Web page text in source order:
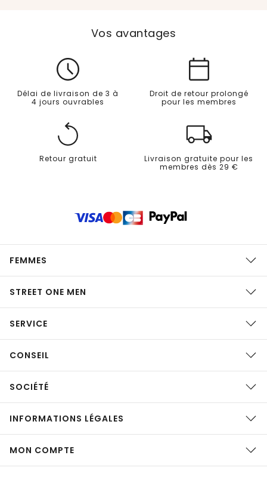
Vos avantages
Délai de livraison de 3 à
4 jours ouvrables
Droit de retour prolongé
pour les membres
Retour gratuit
Livraison gratuite pour les
membres dès 29 €
FEMMES
STREET ONE MEN
SERVICE
CONSEIL
SOCIÉTÉ
INFORMATIONS LÉGALES
MON COMPTE